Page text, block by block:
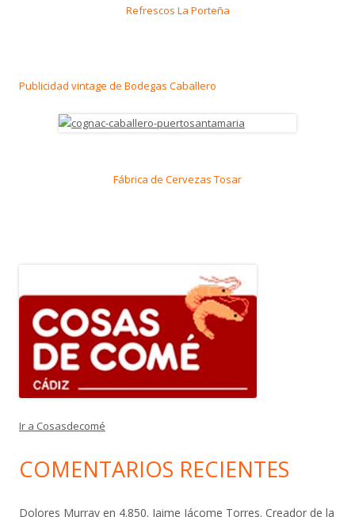
Refrescos La Porteña
Publicidad vintage de Bodegas Caballero
Fábrica de Cervezas Tosar
Ir a Cosasdecomé
COMENTARIOS RECIENTES
Dolores Murray en 4.850. Jaime Jácome Torres. Creador de la